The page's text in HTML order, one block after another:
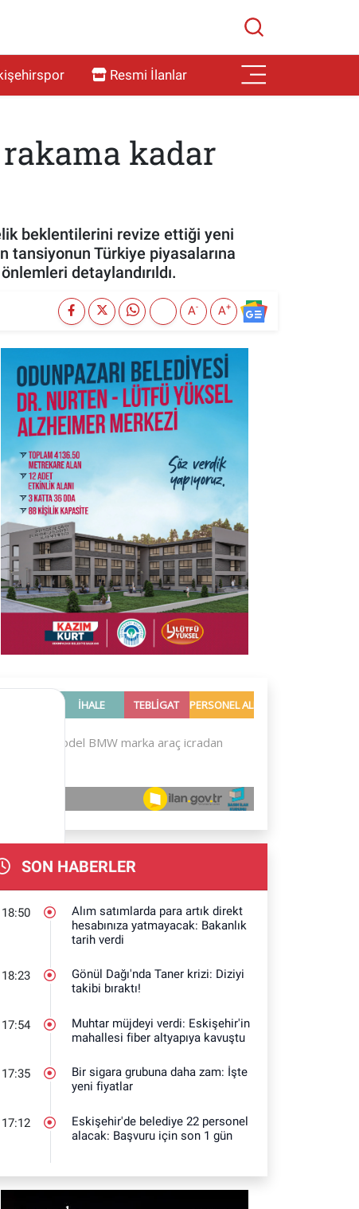
Resmi İlanlar
rakama kadar
beklentilerini revize ettiği yeni
tansiyonun Türkiye piyasalarına
detaylandırıldı.
A- A+
SON HABERLER
18:50
Alım satımlarda para artık direkt
hesabınıza yatmayacak: Bakanlık
tarih verdi
18:23
Gönül Dağı'nda Taner krizi: Diziyi
takibi bıraktı!
17:54
Muhtar müjdeyi verdi: Eskişehir'in
mahallesi fiber altyapıya kavuştu
17:35
Bir sigara grubuna daha zam: İşte
yeni fiyatlar
17:12
Eskişehir'de belediye 22 personel
alacak: Başvuru için son 1 gün